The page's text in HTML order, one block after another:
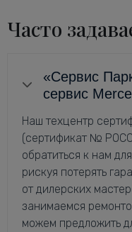
Часто
«Сервис
сервис
Наш техцентр
(сертификат №
обратиться к нам
рискуя потерять
от дилерских
занимаемся
можем предложить